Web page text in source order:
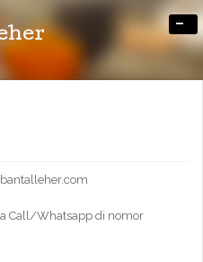
-
Call/Whatsapp di nomor